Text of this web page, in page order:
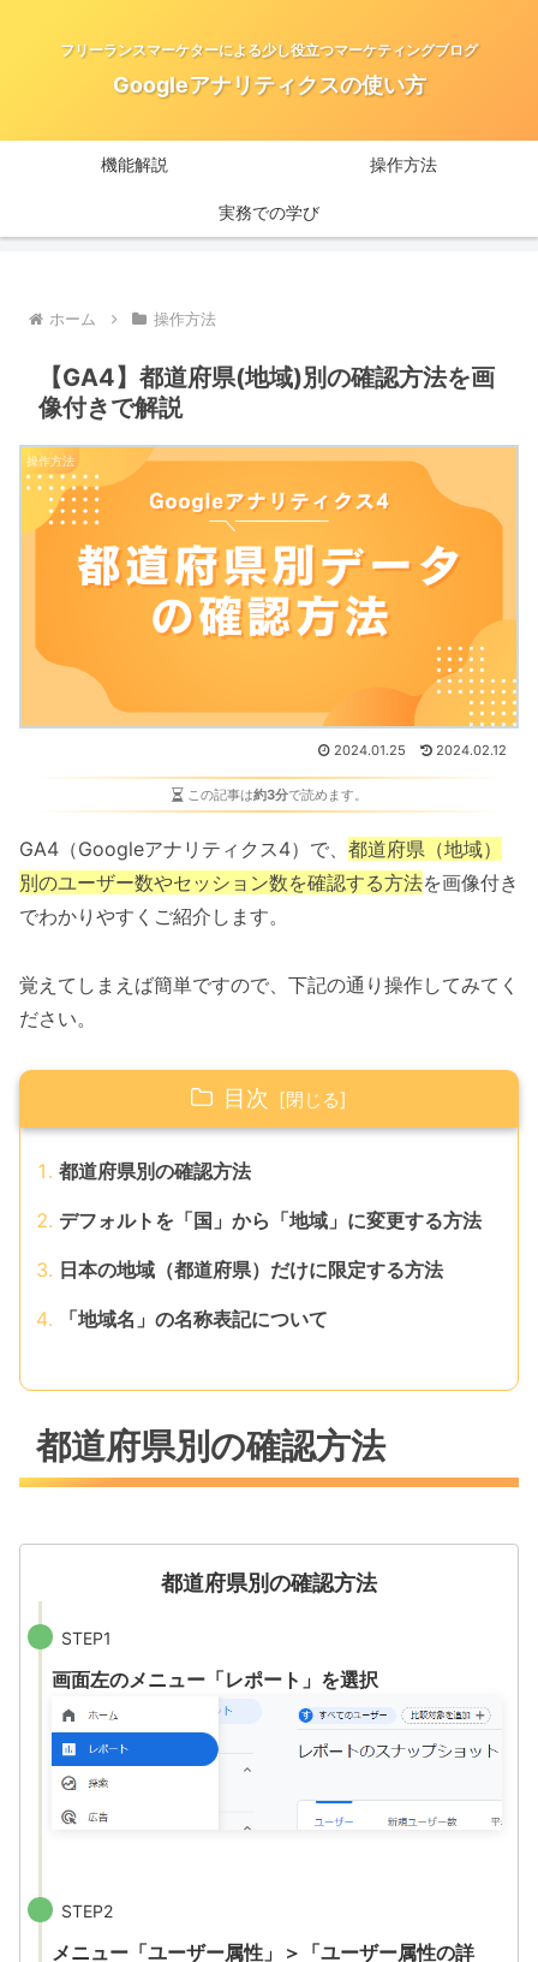
フリーランスマーケターによる少し役立つマーケティングブログ
Googleアナリティクスの使い方
機能解説 操作方法
実務での学び
ホーム 操作方法
【GA4】都道府県(地域)別の確認方法を画
像付きで解説
操作方法
2024.01.25 2024.02.12
この記事は約3分で読めます。
GA4（Googleアナリティクス4）で、 都道府県（地域）
別のユーザー数やセッション数を確認する方法を画像付き
でわかりやすくご紹介します。
覚えてしまえば簡単ですので、下記の通り操作してみてく
ださい。
目次
都道府県別の確認方法
デフォルトを「国」から「地域」に変更する方法
日本の地域（都道府県）だけに限定する方法
「地域名」の名称表記について
都道府県別の確認方法
都道府県別の確認方法
STEP1
画面左のメニュー「レポート」を選択
STEP2
メニュー「ユーザー属性」＞「ユーザー属性の詳